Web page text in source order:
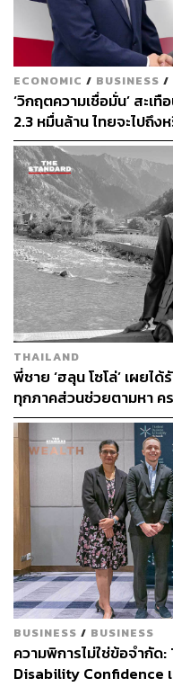
การประชุมคณะรัฐมนตรี
นโยบายต่อไป โดยคาดว่
วันที่ 4 ธันวาคมนี้
สง่า ยังเตือนว่า หากไม่มี
ว่า 70 – 80% อาจเลือกไ
ร้านต่อไป เพื่อให้ธุรกิจด
รับต้นทุน ทั้งค่าเช่า ค่าพ
และภายใต้กฎหมายปัจจุ
บริการเกินเวลาเที่ยงคืน
พื้นที่โซนนิ่งที่ได้รับอนุญา
อนุญาตสถานบริการถูกต้
ลักษณะนี้เพียง 2 เขตเท่านั้
ทำให้ร้านที่อยู่นอกพื้นที่ดั
เที่ยงคืน ทั้งที่ภาครัฐยังไ
ประกอบการส่วนใหญ่ต้อ
สอดคล้องกับสภาพจริงข
“การให้ร้านขายได้เพียง
ไล่ลูกค้าออก มันไม่ Make
คำถามถึงความย้อนแย้ง
10,000 บาท แต่กลับมีเจ้
ว่าอาจปรับเพียง 100 บา
มาทำไม”
สามารถติดตาม
ผ่านแอปพลิเคชันต่างๆ ที่
ECONOMIC / BUSINESS /
‘วิกฤตความเชื่อมั่น’ สะเ
2.3 หมื่นล้าน ไทยจะไปถึง
THAILAND
พี่ชาย ‘ฮลุน โซโล่’ เผย
ทุกภาคส่วนช่วยตามหา ค
ตัว งดแพร่ข้อมูลที่ยังไม่
BUSINESS / BUSINESS
ความพิการไม่ใช่ข้อจำกัด
Disability Confidence